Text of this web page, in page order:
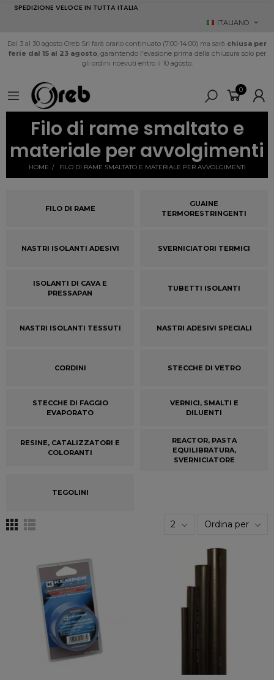
SPEDIZIONE VELOCE IN TUTTA ITALIA
ITALIANO
Dal 3 al 30 agosto Oreb Srl farà orario continuato (7:00-14:00) ma sarà chiusa per
ferie dal 15 al 23 agosto, garantendo l'evasione prima della chiusura solo per
gli ordini ricevuti entro il 10 agosto.
0
Filo di rame smaltato e
materiale per avvolgimenti
HOME FILO DI RAME SMALTATO E MATERIALE PER AVVOLGIMENTI
FILO DI RAME
GUAINE
TERMORESTRINGENTI
NASTRI ISOLANTI ADESIVI SVERNICIATORI TERMICI
ISOLANTI DI CAVA E
PRESSAPAN
TUBETTI ISOLANTI
NASTRI ISOLANTI TESSUTI NASTRI ADESIVI SPECIALI
CORDINI STECCHE DI VETRO
STECCHE DI FAGGIO
EVAPORATO
VERNICI, SMALTI E
DILUENTI
RESINE, CATALIZZATORI E
COLORANTI
REACTOR, PASTA
EQUILIBRATURA,
SVERNICIATORE
TEGOLINI
2 Ordina per